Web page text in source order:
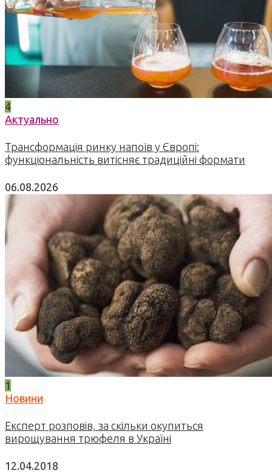
4
Актуально
Трансформація ринку напоїв у Європі:
функціональність витісняє традиційні формати
06.08.2026
1
Новини
Експерт розповів, за скільки окупиться
вирощування трюфеля в Україні
12.04.2018